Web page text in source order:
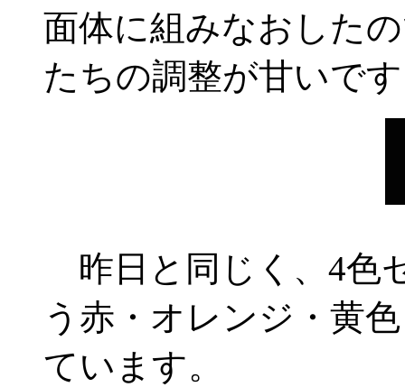
面体に組みなおした
たちの調整が甘いで
昨日と同じく、4色
う赤・オレンジ・黄
ています。